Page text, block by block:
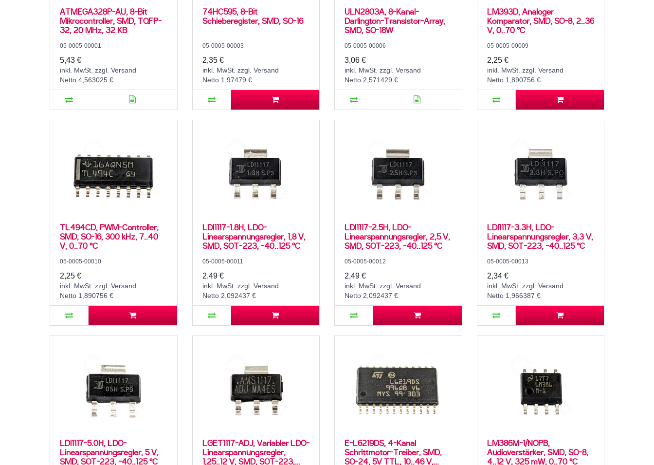
ATMEGA328P-AU, 8-Bit
Mikrocontroller, SMD, TQFP-
32, 20 MHz, 32 KB
05-0005-00001
5,43 €
inkl. MwSt. zzgl. Versand
Netto 4,563025 €
74HC595, 8-Bit
Schieberegister, SMD, SO-16
05-0005-00003
2,35 €
inkl. MwSt. zzgl. Versand
Netto 1,97479 €
ULN2803A, 8-Kanal-
Darlington-Transistor-Array,
SMD, SO-18W
05-0005-00006
3,06 €
inkl. MwSt. zzgl. Versand
Netto 2,571429 €
LM393D, Analoger
Komparator, SMD, SO-8, 2..36
V, 0..70 °C
05-0005-00009
2,25 €
inkl. MwSt. zzgl. Versand
Netto 1,890756 €
TL494CD, PWM-Controller,
SMD, SO-16, 300 kHz, 7..40
V, 0..70 °C
05-0005-00010
2,25 €
inkl. MwSt. zzgl. Versand
Netto 1,890756 €
LDI1117-1.8H, LDO-
Linearspannungsregler, 1,8 V,
SMD, SOT-223, -40..125 °C
05-0005-00011
2,49 €
inkl. MwSt. zzgl. Versand
Netto 2,092437 €
LDI1117-2.5H, LDO-
Linearspannungsregler, 2,5 V,
SMD, SOT-223, -40..125 °C
05-0005-00012
2,49 €
inkl. MwSt. zzgl. Versand
Netto 2,092437 €
LDI1117-3.3H, LDO-
Linearspannungsregler, 3,3 V,
SMD, SOT-223, -40..125 °C
05-0005-00013
2,34 €
inkl. MwSt. zzgl. Versand
Netto 1,966387 €
LDI1117-5.0H, LDO-
Linearspannungsregler, 5 V,
SMD, SOT-223, -40..125 °C
LGET1117-ADJ, Variabler LDO-
Linearspannungsregler,
1,25..12 V, SMD, SOT-223,
E-L6219DS, 4-Kanal
Schrittmotor-Treiber, SMD,
SO-24, 5V TTL, 10..46 V,
LM386M-1/NOPB,
Audioverstärker, SMD, SO-8,
4..12 V, 325 mW, 0..70 °C